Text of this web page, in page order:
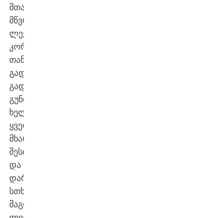
მთავარმა
მწვრთნელმა,
ლევან
კორღალიძემ,
თანამდებობიდან
გადადგომა
გადაწყვიტა.
გუნდის
ხელმძღვანელობამ
ყველანაირი
მხარდაჭერა
შესთავაზა
და
დარჩენა
სთხოვა,
მაგრამ